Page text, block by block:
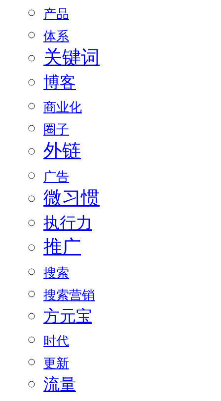
产品
体系
关键词
博客
商业化
圈子
外链
广告
微习惯
执行力
推广
搜索
搜索营销
方元宝
时代
更新
流量